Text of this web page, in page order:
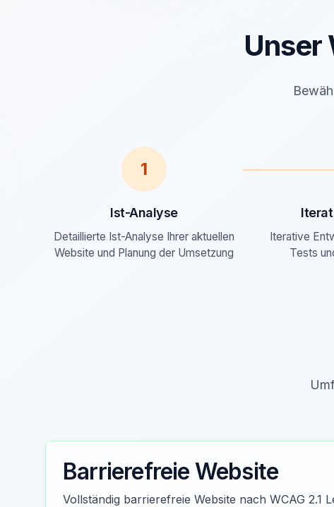
Unser
1
Ist-Analyse
Detaillierte Ist-Analyse Ihrer aktuellen
Website und Planung der Umsetzung
Iterative
Tests
Barrierefreie Website
Vollständig barrierefreie Website nach WCAG 2.1